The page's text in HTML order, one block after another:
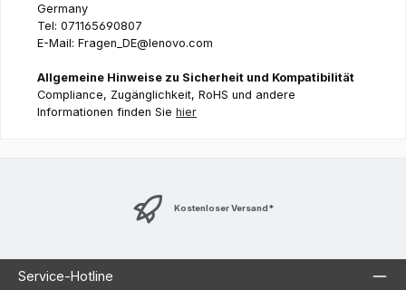
Germany
Tel: 071165690807
E-Mail: Fragen_DE@lenovo.com
Allgemeine Hinweise zu Sicherheit und Kompatibilität
Compliance, Zugänglichkeit, RoHS und andere
Informationen finden Sie hier
Kostenloser Versand*
Service-Hotline